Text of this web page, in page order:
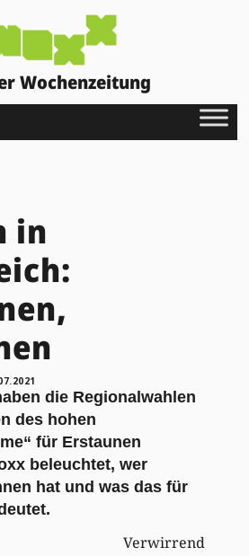
Wochenzeitung
in
die Regionalwahlen
des hohen
für Erstaunen
beleuchtet, wer
hat und was das für
Verwirrend